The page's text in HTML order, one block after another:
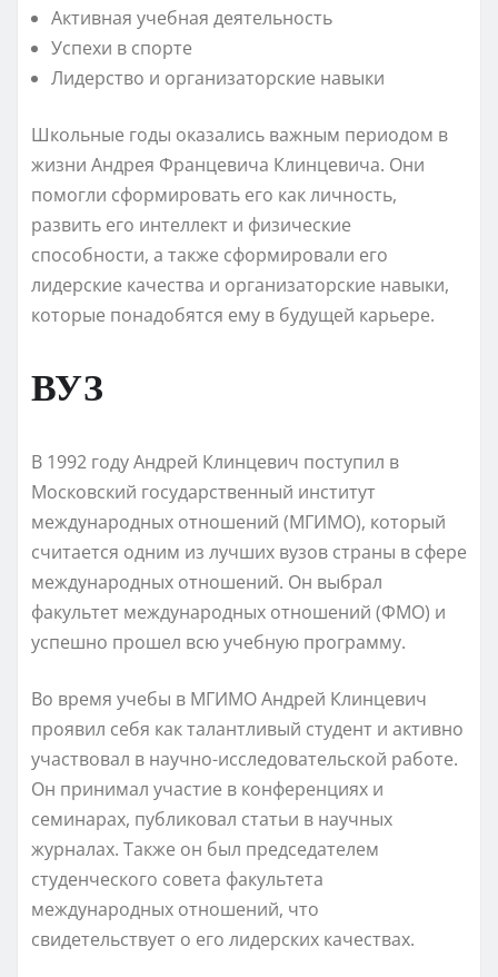
Активная учебная деятельность
Успехи в спорте
Лидерство и организаторские навыки
Школьные годы оказались важным периодом в
жизни Андрея Францевича Клинцевича. Они
помогли сформировать его как личность,
развить его интеллект и физические
способности, а также сформировали его
лидерские качества и организаторские навыки,
которые понадобятся ему в будущей карьере.
ВУЗ
В 1992 году Андрей Клинцевич поступил в
Московский государственный институт
международных отношений (МГИМО), который
считается одним из лучших вузов страны в сфере
международных отношений. Он выбрал
факультет международных отношений (ФМО) и
успешно прошел всю учебную программу.
Во время учебы в МГИМО Андрей Клинцевич
проявил себя как талантливый студент и активно
участвовал в научно-исследовательской работе.
Он принимал участие в конференциях и
семинарах, публиковал статьи в научных
журналах. Также он был председателем
студенческого совета факультета
международных отношений, что
свидетельствует о его лидерских качествах.